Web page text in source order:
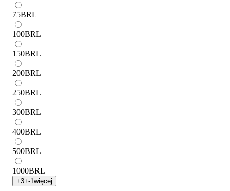
75BRL
100BRL
150BRL
200BRL
250BRL
300BRL
400BRL
500BRL
1000BRL
+3+-1 więcej